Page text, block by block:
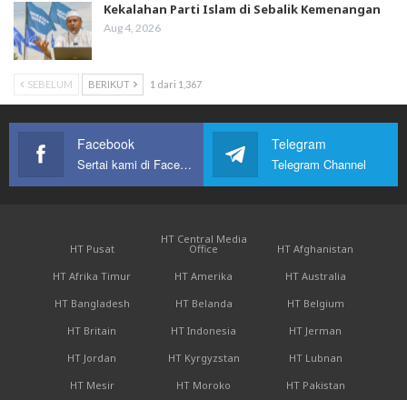
Kekalahan Parti Islam di Sebalik Kemenangan
Aug 4, 2026
SEBELUM BERIKUT 1 dari 1,367
Facebook
Sertai kami di Facebook
Telegram
Telegram Channel
HT Pusat
HT Central Media
Office
HT Afghanistan
HT Afrika Timur
HT Amerika
HT Australia
HT Bangladesh
HT Belanda
HT Belgium
HT Britain
HT Indonesia
HT Jerman
HT Jordan
HT Kyrgyzstan
HT Lubnan
HT Mesir
HT Moroko HT Pakistan